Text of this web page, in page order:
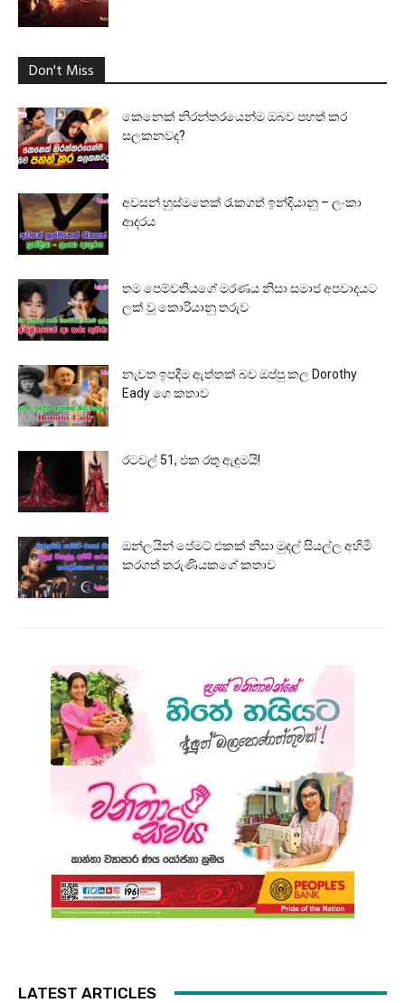
Don't Miss
කෙනෙක් නිරන්තරයෙන්ම ඔබව පහත් කර
සලකනවද?
අවසන් හුස්මතෙක් රැකගත් ඉන්දියානු – ලංකා
ආදරය
තම පෙම්වතියගේ මරණය නිසා සමාජ අපවාදයට
ලක් වූ කොරියානු තරුව
නැවත ඉපදීම ඇත්තක් බව ඔප්පු කල Dorothy
Eady ගෙ කතාව
රටවල් 51, එක රතු ඇඳුමයි!
ඔන්ලයින් පේමට් එකක් නිසා මුදල් සියල්ල අහිමි
කරගත් තරුණියකගේ කතාව
LATEST ARTICLES